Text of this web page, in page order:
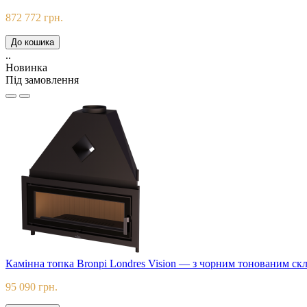
872 772 грн.
До кошика
..
Новинка
Під замовлення
Камінна топка Bronpi Londres Vision — з чорним тонованим
95 090 грн.